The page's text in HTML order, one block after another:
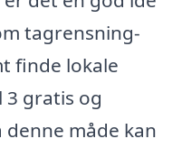
tagrensning-
finde lokale
gratis og
måde kan